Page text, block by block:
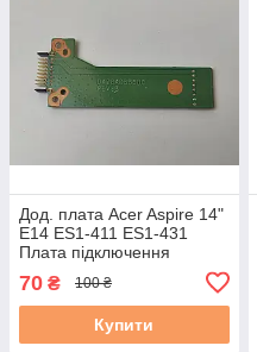
Дод. плата Acer Aspire 14"
E14 ES1-411 ES1-431
Плата підключення
батареї (DAZ8ADBB6B0)
бу
70 ₴ 100 ₴
Купити